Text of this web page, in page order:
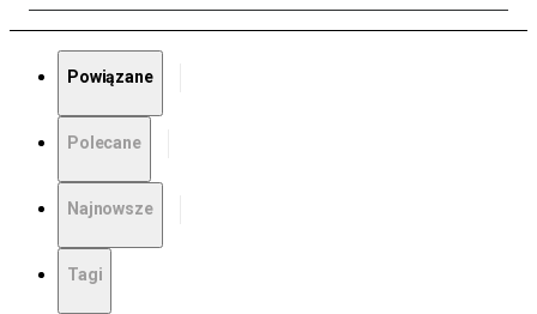
Powiązane
Polecane
Najnowsze
Tagi